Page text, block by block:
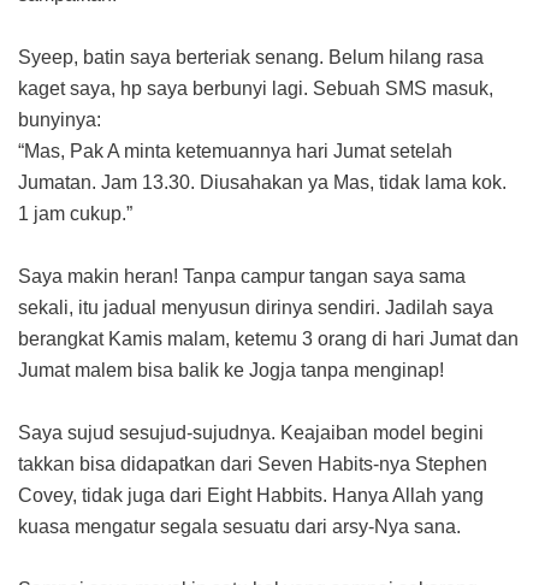
Syeep, batin saya berteriak senang. Belum hilang rasa
kaget saya, hp saya berbunyi lagi. Sebuah SMS masuk,
bunyinya:
“Mas, Pak A minta ketemuannya hari Jumat setelah
Jumatan. Jam 13.30. Diusahakan ya Mas, tidak lama kok.
1 jam cukup.”
Saya makin heran! Tanpa campur tangan saya sama
sekali, itu jadual menyusun dirinya sendiri. Jadilah saya
berangkat Kamis malam, ketemu 3 orang di hari Jumat dan
Jumat malem bisa balik ke Jogja tanpa menginap!
Saya sujud sesujud-sujudnya. Keajaiban model begini
takkan bisa didapatkan dari Seven Habits-nya Stephen
Covey, tidak juga dari Eight Habbits. Hanya Allah yang
kuasa mengatur segala sesuatu dari arsy-Nya sana.